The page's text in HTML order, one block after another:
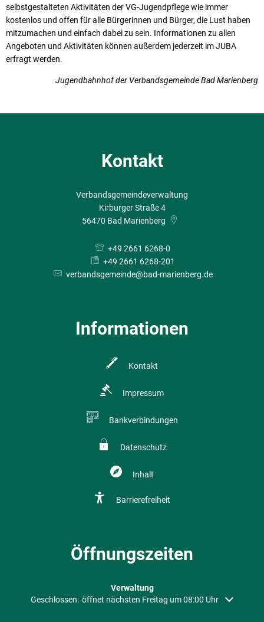
selbstgestalteten Aktivitäten der VG-Jugendpflege wie immer
kostenlos und offen für alle Bürgerinnen und Bürger, die Lust haben
mitzumachen und einfach dabei zu sein. Informationen zu allen
Angeboten und Aktivitäten können außerdem jederzeit im JUBA
erfragt werden.
Jugendbahnhof der Verbandsgemeinde Bad Marienberg
Kontakt
Verbandsgemeindeverwaltung
Kirburger Straße 4
56470 Bad Marienberg
+49 2661 6268-0
+49 2661 6268-201
verbandsgemeinde@bad-marienberg.de
Informationen
Kontakt
Impressum
Bankverbindungen
Datenschutz
Inhalt
Barrierefreiheit
Öffnungszeiten
Verwaltung
Klicken, um weitere Öffnungs- oder Schließzeiten auszublenden
Geschlossen: öffnet nächsten Freitag um 08:00 Uhr